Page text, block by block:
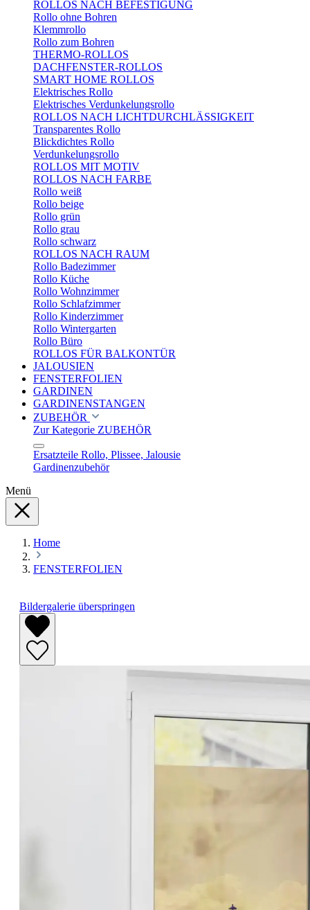
ROLLOS NACH BEFESTIGUNG
Rollo ohne Bohren
Klemmrollo
Rollo zum Bohren
THERMO-ROLLOS
DACHFENSTER-ROLLOS
SMART HOME ROLLOS
Elektrisches Rollo
Elektrisches Verdunkelungsrollo
ROLLOS NACH LICHTDURCHLÄSSIGKEIT
Transparentes Rollo
Blickdichtes Rollo
Verdunkelungsrollo
ROLLOS MIT MOTIV
ROLLOS NACH FARBE
Rollo weiß
Rollo beige
Rollo grün
Rollo grau
Rollo schwarz
ROLLOS NACH RAUM
Rollo Badezimmer
Rollo Küche
Rollo Wohnzimmer
Rollo Schlafzimmer
Rollo Kinderzimmer
Rollo Wintergarten
Rollo Büro
ROLLOS FÜR BALKONTÜR
JALOUSIEN
FENSTERFOLIEN
GARDINEN
GARDINENSTANGEN
ZUBEHÖR
Zur Kategorie ZUBEHÖR
Ersatzteile Rollo, Plissee, Jalousie
Gardinenzubehör
Menü
Home
FENSTERFOLIEN
Bildergalerie überspringen